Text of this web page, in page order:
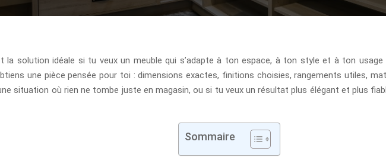
la solution idéale si tu veux un meuble qui s’adapte à ton espace, à ton style et à ton
une pièce pensée pour toi : dimensions exactes, finitions choisies, rangements utiles,
situation où rien ne tombe juste en magasin, ou si tu veux un résultat plus élégant et plus
Sommaire